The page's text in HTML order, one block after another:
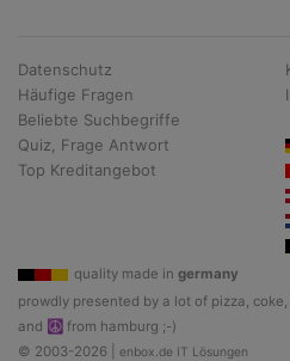
Datenschutz
Häufige Fragen
Beliebte Suchbegriffe
Quiz, Frage Antwort
Top Kreditangebot
quality made in germany
prowdly presented by a lot of pizza,
and ☮ from hamburg ;-)
© 2003-2026 | enbox.de IT Lösungen